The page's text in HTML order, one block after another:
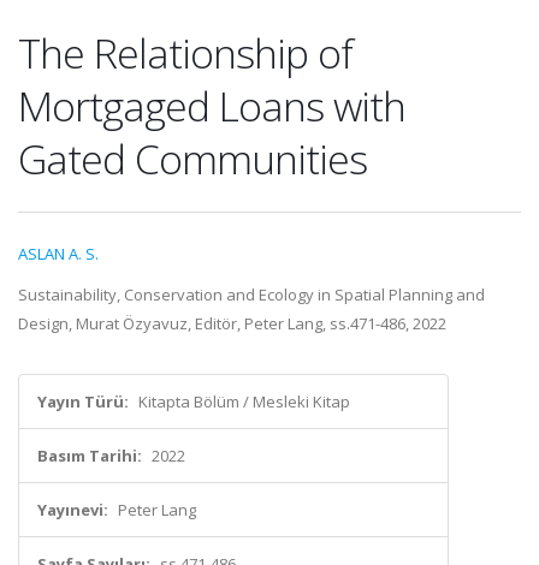
The Relationship of
Mortgaged Loans with
Gated Communities
ASLAN A. S.
Sustainability, Conservation and Ecology in Spatial Planning and
Design, Murat Özyavuz, Editör, Peter Lang, ss.471-486, 2022
Yayın Türü: Kitapta Bölüm / Mesleki Kitap
Basım Tarihi: 2022
Yayınevi: Peter Lang